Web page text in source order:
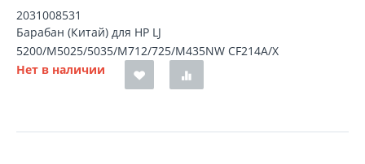
2031008531
Барабан (Китай) для HP LJ
5200/M5025/5035/M712/725/M435NW CF214A/Х
Нет в наличии